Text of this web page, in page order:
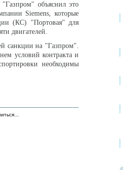
объяснил это
Siemens, которые
(КС) "Портовая" для
двигателей.
санкции на "Газпром".
условий контракта и
необходимы